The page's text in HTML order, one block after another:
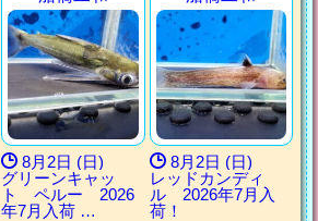
8月2日 (日)
グリーンキャッ
ト ペルー 2026
年7月入荷 …
8月2日 (日)
レッドカンディ
ル 2026年7月入
荷！